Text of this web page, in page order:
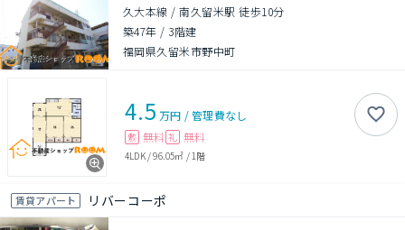
久大本線 / 南久留米駅 徒歩10分
築47年 / 3階建
福岡県久留米市野中町
4.5 万円 /管理費なし
敷 無料 礼 無料
4LDK/96.05㎡ / 1階
賃貸アパート リバーコーポ